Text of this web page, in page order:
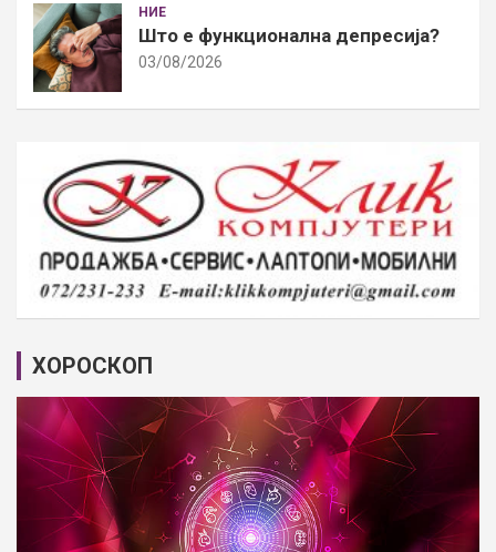
НИЕ
Што е функционална депресија?
03/08/2026
ХОРОСКОП